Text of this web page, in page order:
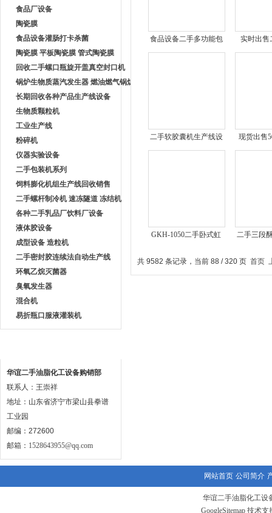
食品厂设备
陶瓷膜
食品设备灌肠打卡杀菌
陶瓷膜 平板陶瓷膜 管式陶瓷膜
回收二手螺口瓶旋开盖真空封口机
锅炉生物质蒸汽发生器 燃油燃气锅炉
长期回收各种产品生产线设备
生物质颗粒机
工业生产线
粉碎机
仪器实验设备
二手包装机系列
饲料膨化机组生产线回收销售
二手螺杆制冷机 速冻隧道 冻结机
各种二手乳品厂饮料厂设备
液体胶设备
成型设备 造粒机
二手密封胶连续法自动生产线
环氧乙烷灭菌器
臭氧发生器
混合机
易折瓶口服液灌装机
华谊二手油脂化工设备购销部
联系人：王崇祥
地址：山东省济宁市梁山县拳谱
工业园
邮编：272600
邮箱： 1528643955@qq.com
食品设备二手多功能包
馅成型机
实时出售
二手软胶囊机生产线设
备
现货出售
化床气
GKH-1050二手卧式虹
二手三段
共 9582 条记录，当前 88 / 320 页 首页
网站首页 公司简介
华谊二手油脂化工设
GoogleSitemap 技术支